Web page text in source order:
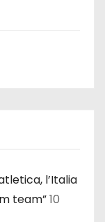
l’Italia
team”10